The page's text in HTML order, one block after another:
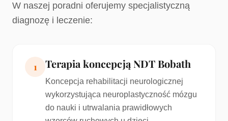
W naszej poradni oferujemy specjalistyczną
diagnozę i leczenie:
1 Terapia koncepcją NDT Bobath
Koncepcja rehabilitacji neurologicznej
wykorzystująca neuroplastyczność mózgu
do nauki i utrwalania prawidłowych